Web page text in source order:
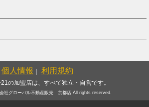
個人情報 ｜ 利用規約
の加盟店は、すべて独立・自営です。
社グローバル不動産販売 京都店 All rights reserved.